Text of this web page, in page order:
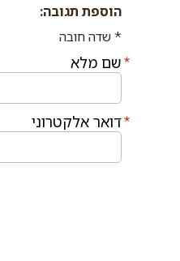
הוספת
תגובה
הוספת תגובה:
* שדה חובה
שם מלא
דואר אלקטרוני